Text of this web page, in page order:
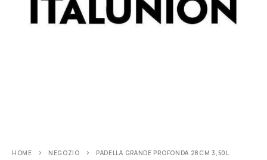
HOME NEGOZIO PADELLA GRANDE PROFONDA 28CM 3,50L